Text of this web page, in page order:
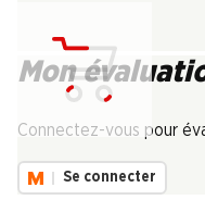
Mon
Connectez-vous pour
Se connecter